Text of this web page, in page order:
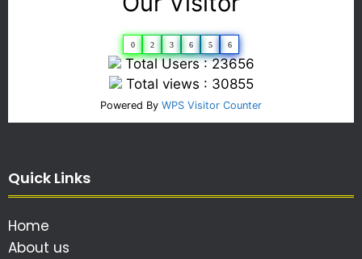
0 2 3 6 5 6
Total Users : 23656
Total views : 30855
Powered By WPS Visitor Counter
Quick Links
Home
About us